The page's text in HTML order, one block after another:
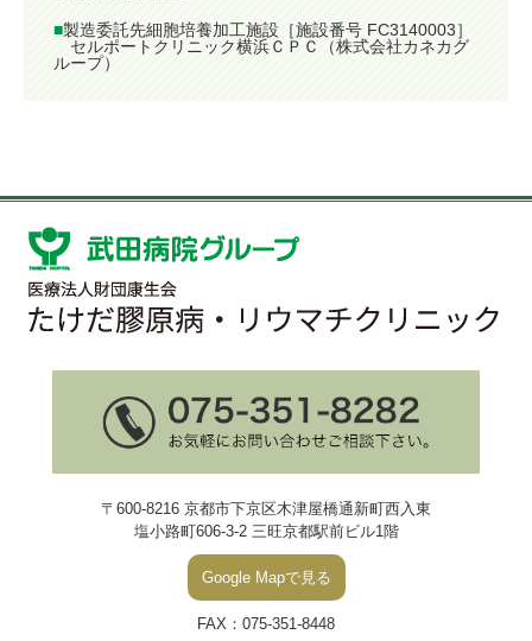
■製造委託先細胞培養加工施設［施設番号 FC3140003］
セルポートクリニック横浜ＣＰＣ（株式会社カネカグ
ループ）
〒600-8216 京都市下京区木津屋橋通新町西入東
塩小路町606-3-2 三旺京都駅前ビル1階
Google Mapで見る
FAX：075-351-8448